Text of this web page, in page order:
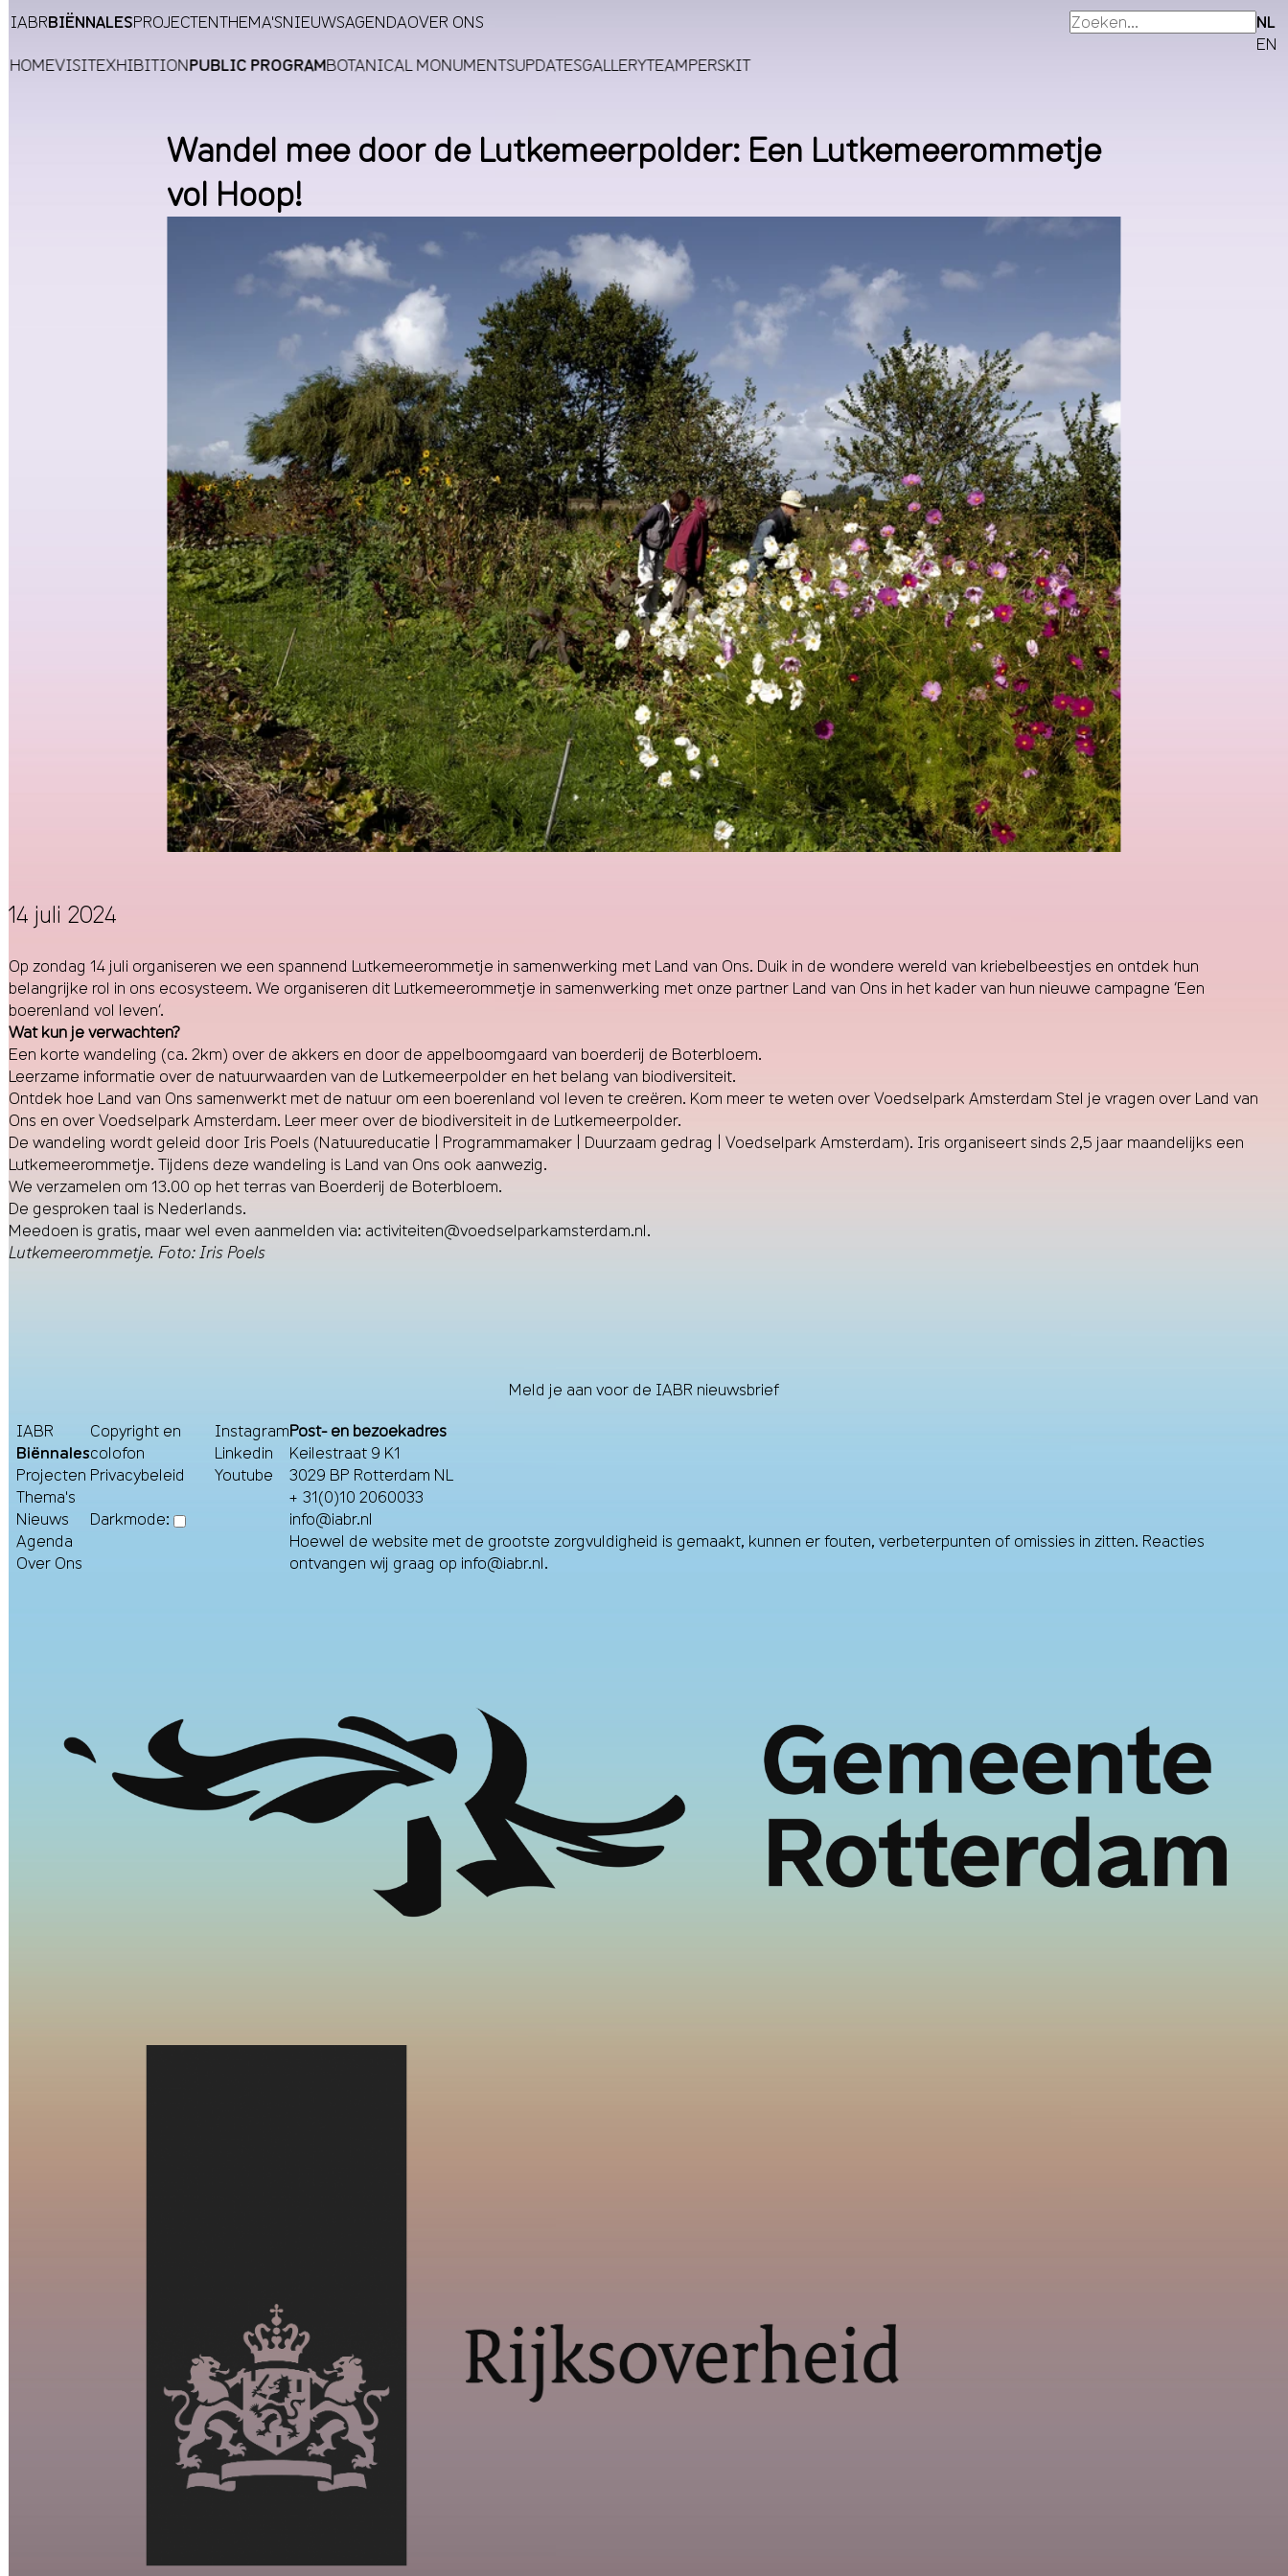
IABRBIËNNALESPROJECTENTHEMA'SNIEUWSAGENDAOVER ONS
NL
EN
HOMEVISITEXHIBITIONPUBLIC PROGRAMBOTANICAL MONUMENTSUPDATESGALLERYTEAMPERSKIT
Wandel mee door de Lutkemeerpolder: Een Lutkemeerommetje
vol Hoop!
14 juli 2024
Op zondag 14 juli organiseren we een spannend Lutkemeerommetje in samenwerking met Land van Ons. Duik in de wondere wereld van kriebelbeestjes en ontdek hun
belangrijke rol in ons ecosysteem. We organiseren dit Lutkemeerommetje in samenwerking met onze partner Land van Ons in het kader van hun nieuwe campagne ‘Een
boerenland vol leven‘.
Wat kun je verwachten?
Een korte wandeling (ca. 2km) over de akkers en door de appelboomgaard van boerderij de Boterbloem.
Leerzame informatie over de natuurwaarden van de Lutkemeerpolder en het belang van biodiversiteit.
Ontdek hoe Land van Ons samenwerkt met de natuur om een boerenland vol leven te creëren. Kom meer te weten over Voedselpark Amsterdam Stel je vragen over Land van
Ons en over Voedselpark Amsterdam. Leer meer over de biodiversiteit in de Lutkemeerpolder.
De wandeling wordt geleid door Iris Poels (Natuureducatie | Programmamaker | Duurzaam gedrag | Voedselpark Amsterdam). Iris organiseert sinds 2,5 jaar maandelijks een
Lutkemeerommetje. Tijdens deze wandeling is Land van Ons ook aanwezig.
We verzamelen om 13.00 op het terras van Boerderij de Boterbloem.
De gesproken taal is Nederlands.
Meedoen is gratis, maar wel even aanmelden via: activiteiten@voedselparkamsterdam.nl.
Lutkemeerommetje. Foto: Iris Poels
Meld je aan voor de IABR nieuwsbrief
IABR
Biënnales
Projecten
Thema's
Nieuws
Agenda
Over Ons
Copyright en
colofon
Privacybeleid
Darkmode:
Instagram
Linkedin
Youtube
Post- en bezoekadres
Keilestraat 9 K1
3029 BP Rotterdam NL
+ 31(0)10 2060033
info@iabr.nl
Hoewel de website met de grootste zorgvuldigheid is gemaakt, kunnen er fouten, verbeterpunten of omissies in zitten. Reacties
ontvangen wij graag op info@iabr.nl.